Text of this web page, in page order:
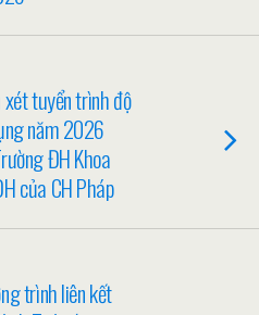
xét tuyển trình độ
năm 2026
ĐH Khoa
của CH Pháp
trình liên kết